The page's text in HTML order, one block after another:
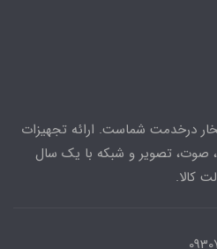
درخدمت شماست. ارائه تجهیزات
صوت، تصویر و شبکه با یک سال
کالا.